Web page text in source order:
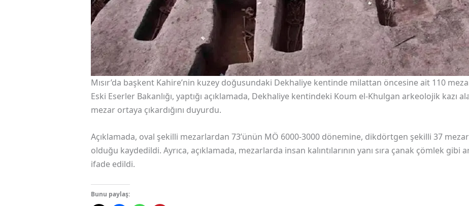
Mısır’da başkent Kahire’nin kuzey doğusundaki Dekhaliye kentinde milattan öncesine ait 110
Eski Eserler Bakanlığı, yaptığı açıklamada, Dekhaliye kentindeki Koum el-Khulgan arkeolojik kazı
mezar ortaya çıkardığını duyurdu.
Açıklamada, oval şekilli mezarlardan 73’ünün MÖ 6000-3000 dönemine, dikdörtgen şekilli 37
olduğu kaydedildi. Ayrıca, açıklamada, mezarlarda insan kalıntılarının yanı sıra çanak çömlek gibi
ifade edildi.
Bunu paylaş: